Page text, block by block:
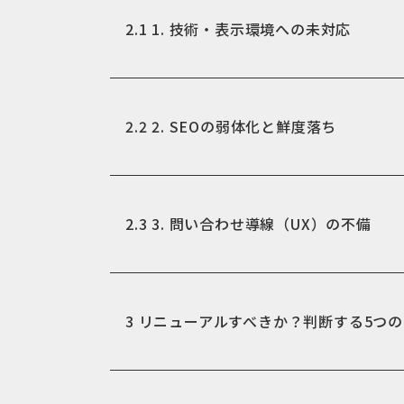
2.1 1. 技術・表示環境への未対応
2.2 2. SEOの弱体化と鮮度落ち
2.3 3. 問い合わせ導線（UX）の不備
3 リニューアルすべきか？判断する5つ